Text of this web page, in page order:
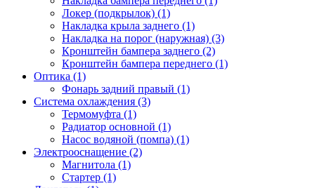
Локер (подкрылок) (1)
Накладка крыла заднего (1)
Накладка на порог (наружная) (3)
Кронштейн бампера заднего (2)
Кронштейн бампера переднего (1)
Оптика (1)
Фонарь задний правый (1)
Система охлаждения (3)
Термомуфта (1)
Радиатор основной (1)
Насос водяной (помпа) (1)
Электрооснащение (2)
Магнитола (1)
Стартер (1)